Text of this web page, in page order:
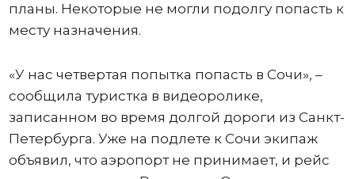
планы. Некоторые не могли подолгу попасть к
месту назначения.
«У нас четвертая попытка попасть в Сочи», –
сообщила туристка в видеоролике,
записанном во время долгой дороги из Санкт-
Петербурга. Уже на подлете к Сочи экипаж
объявил, что аэропорт не принимает, и рейс